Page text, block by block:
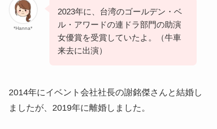
*Hanna*
2023年に、台湾のゴールデン・ベ
ル・アワードの連ドラ部門の助演
女優賞を受賞していたよ。（牛車
来去に出演）
2014年にイベント会社社長の謝銘傑さんと結婚し
ましたが、2019年に離婚しました。